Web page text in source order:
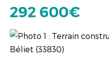
292 600€